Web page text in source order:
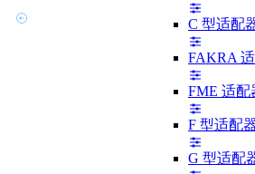
C 型适配
FAKRA
FME 适配
F 型适配
G 型适配